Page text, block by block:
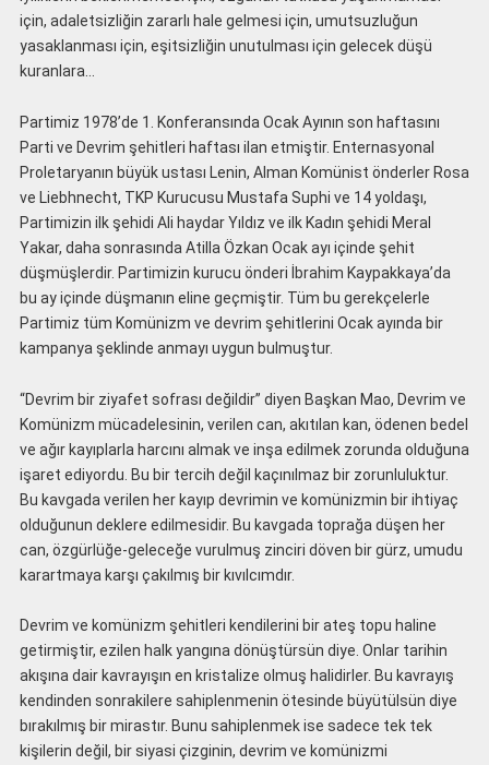
için, adaletsizliğin zararlı hale gelmesi için, umutsuzluğun
yasaklanması için, eşitsizliğin unutulması için gelecek düşü
kuranlara…
Partimiz 1978’de 1. Konferansında Ocak Ayının son haftasını
Parti ve Devrim şehitleri haftası ilan etmiştir. Enternasyonal
Proletaryanın büyük ustası Lenin, Alman Komünist önderler Rosa
ve Liebhnecht, TKP Kurucusu Mustafa Suphi ve 14 yoldaşı,
Partimizin ilk şehidi Ali haydar Yıldız ve ilk Kadın şehidi Meral
Yakar, daha sonrasında Atilla Özkan Ocak ayı içinde şehit
düşmüşlerdir. Partimizin kurucu önderi İbrahim Kaypakkaya’da
bu ay içinde düşmanın eline geçmiştir. Tüm bu gerekçelerle
Partimiz tüm Komünizm ve devrim şehitlerini Ocak ayında bir
kampanya şeklinde anmayı uygun bulmuştur.
“Devrim bir ziyafet sofrası değildir” diyen Başkan Mao, Devrim ve
Komünizm mücadelesinin, verilen can, akıtılan kan, ödenen bedel
ve ağır kayıplarla harcını almak ve inşa edilmek zorunda olduğuna
işaret ediyordu. Bu bir tercih değil kaçınılmaz bir zorunluluktur.
Bu kavgada verilen her kayıp devrimin ve komünizmin bir ihtiyaç
olduğunun deklere edilmesidir. Bu kavgada toprağa düşen her
can, özgürlüğe-geleceğe vurulmuş zinciri döven bir gürz, umudu
karartmaya karşı çakılmış bir kıvılcımdır.
Devrim ve komünizm şehitleri kendilerini bir ateş topu haline
getirmiştir, ezilen halk yangına dönüştürsün diye. Onlar tarihin
akışına dair kavrayışın en kristalize olmuş halidirler. Bu kavrayış
kendinden sonrakilere sahiplenmenin ötesinde büyütülsün diye
bırakılmış bir mirastır. Bunu sahiplenmek ise sadece tek tek
kişilerin değil, bir siyasi çizginin, devrim ve komünizmi